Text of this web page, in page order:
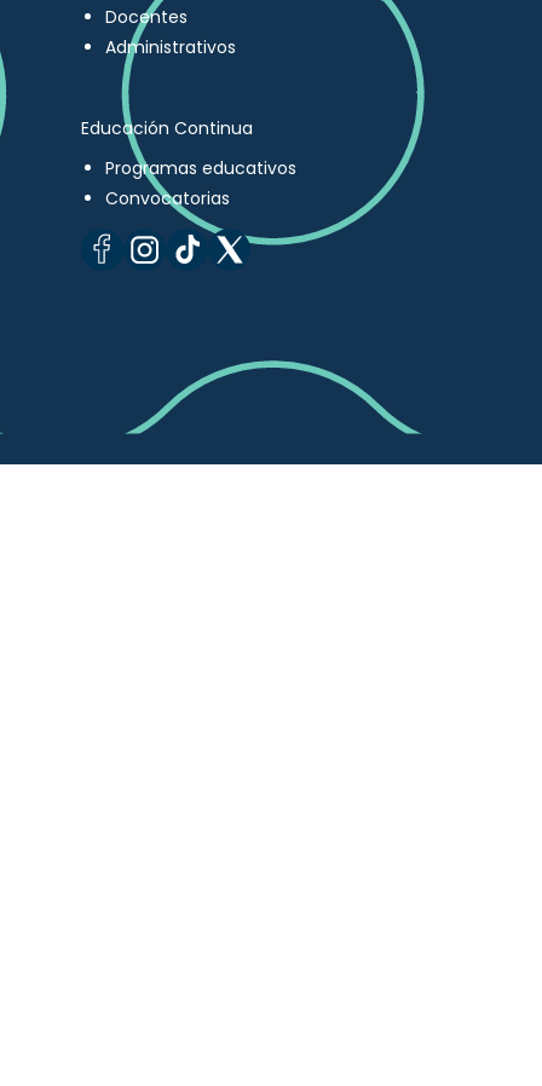
Docentes
Administrativos
Educación Continua
Programas educativos
Convocatorias